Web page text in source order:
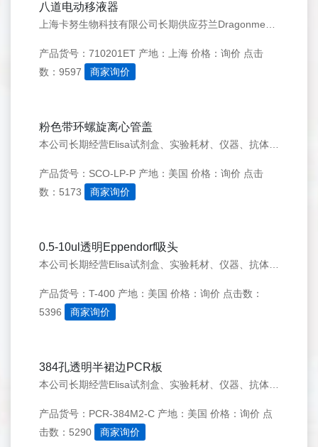
八道电动移液器
产品货号：710201ET 产地：上海 价格：询价 点击
数：9597
商家询价
粉色带环螺旋离心管盖
产品货号：SCO-LP-P 产地：美国 价格：询价 点击
数：5173
商家询价
0.5-10ul透明Eppendorf吸头
产品货号：T-400 产地：美国 价格：询价 点击数：
5396
商家询价
384孔透明半裙边PCR板
产品货号：PCR-384M2-C 产地：美国 价格：询价 点
击数：5290
商家询价